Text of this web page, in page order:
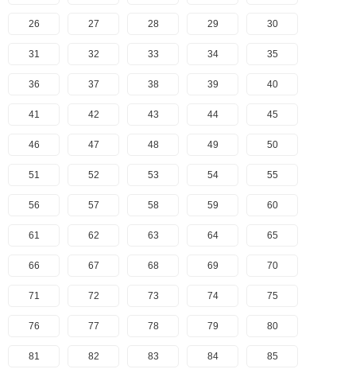
26 27 28 29 30
31 32 33 34 35
36 37 38 39 40
41 42 43 44 45
46 47 48 49 50
51 52 53 54 55
56 57 58 59 60
61 62 63 64 65
66 67 68 69 70
71 72 73 74 75
76 77 78 79 80
81 82 83 84 85